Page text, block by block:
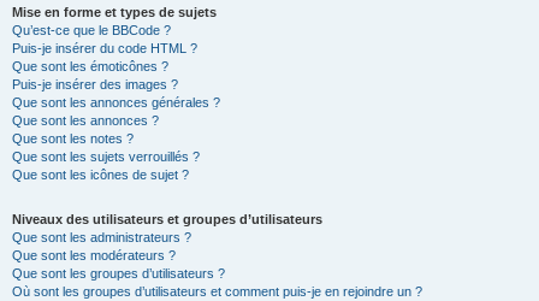
Mise en forme et types de sujets
Qu’est-ce que le BBCode ?
Puis-je insérer du code HTML ?
Que sont les émoticônes ?
Puis-je insérer des images ?
Que sont les annonces générales ?
Que sont les annonces ?
Que sont les notes ?
Que sont les sujets verrouillés ?
Que sont les icônes de sujet ?
Niveaux des utilisateurs et groupes d’utilisateurs
Que sont les administrateurs ?
Que sont les modérateurs ?
Que sont les groupes d’utilisateurs ?
Où sont les groupes d’utilisateurs et comment puis-je en rejoindre un ?